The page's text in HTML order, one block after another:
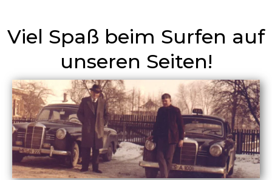
Viel Spaß beim Surfen auf
unseren Seiten!